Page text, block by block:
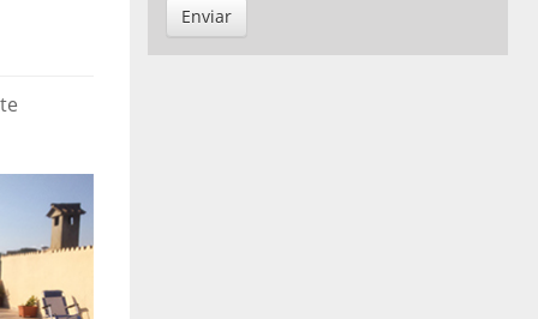
Enviar